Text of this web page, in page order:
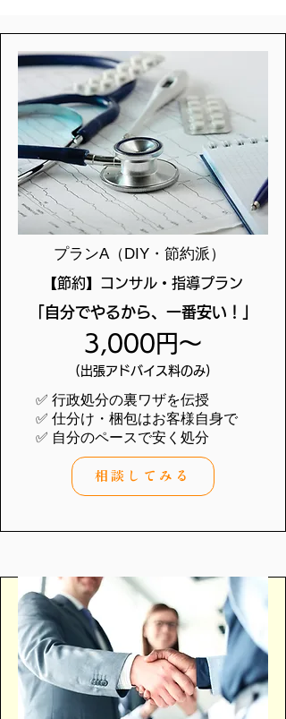
プランA（DIY・節約派）
【節約】コンサル・指導プラン
「自分でやるから、一番安い！」
3,000円〜
(出張アドバイス料のみ)
✅ 行政処分の裏ワザを伝授
✅ 仕分け・梱包はお客様自身で
✅ 自分のペースで安く処分
相談してみる